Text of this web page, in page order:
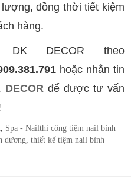
đồng thời tiết kiệm
hàng.
DECOR theo
hoặc nhắn tin
để được tư vấn
Spa - NailTags
thi công tiệm nail bình
dương ,thiết kế tiệm nail bình